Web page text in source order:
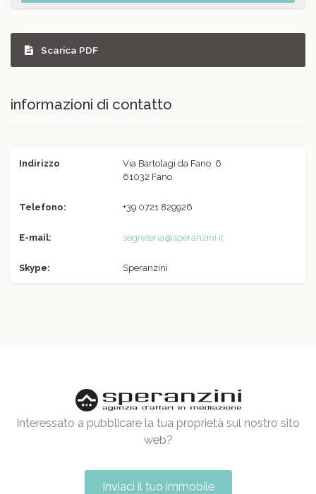
Scarica PDF
informazioni di contatto
Indirizzo
Via Bartolagi da Fano, 6
61032 Fano
Telefono: +39 0721 829926
E-mail: segreteria@speranzini.it
Skype: Speranzini
Interessato a pubblicare la tua proprietà sul nostro sito
web?
Inviaci il tuo immobile